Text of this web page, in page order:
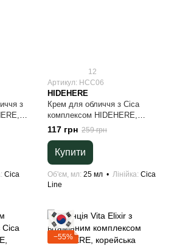
з
Cica
12
Артикул: HCC06
HIDEHERE
Крем для обличчя з Сica
комплексом HIDEHERE,
корейська косметика, тревел
формат
117 грн 259 грн
Купити
Об'єм, мл 25 мл Лінійка Cica
Line
−55%